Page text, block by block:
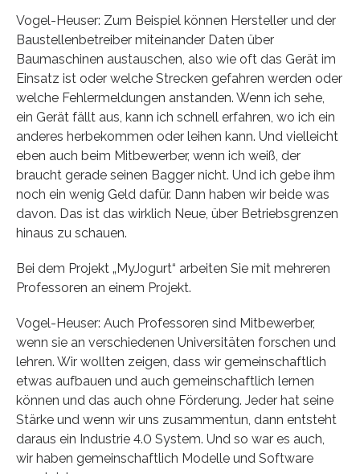
Vogel-Heuser: Zum Beispiel können Hersteller und der
Baustellenbetreiber miteinander Daten über
Baumaschinen austauschen, also wie oft das Gerät im
Einsatz ist oder welche Strecken gefahren werden oder
welche Fehlermeldungen anstanden. Wenn ich sehe,
ein Gerät fällt aus, kann ich schnell erfahren, wo ich ein
anderes herbekommen oder leihen kann. Und vielleicht
eben auch beim Mitbewerber, wenn ich weiß, der
braucht gerade seinen Bagger nicht. Und ich gebe ihm
noch ein wenig Geld dafür. Dann haben wir beide was
davon. Das ist das wirklich Neue, über Betriebsgrenzen
hinaus zu schauen.
Bei dem Projekt „MyJogurt“ arbeiten Sie mit mehreren
Professoren an einem Projekt.
Vogel-Heuser: Auch Professoren sind Mitbewerber,
wenn sie an verschiedenen Universitäten forschen und
lehren. Wir wollten zeigen, dass wir gemeinschaftlich
etwas aufbauen und auch gemeinschaftlich lernen
können und das auch ohne Förderung. Jeder hat seine
Stärke und wenn wir uns zusammentun, dann entsteht
daraus ein Industrie 4.0 System. Und so war es auch,
wir haben gemeinschaftlich Modelle und Software